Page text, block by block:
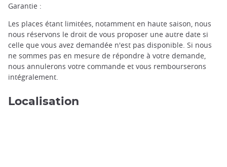
Garantie :
Les places étant limitées, notamment en haute saison, nous
nous réservons le droit de vous proposer une autre date si
celle que vous avez demandée n'est pas disponible. Si nous
ne sommes pas en mesure de répondre à votre demande,
nous annulerons votre commande et vous rembourserons
intégralement.
Localisation